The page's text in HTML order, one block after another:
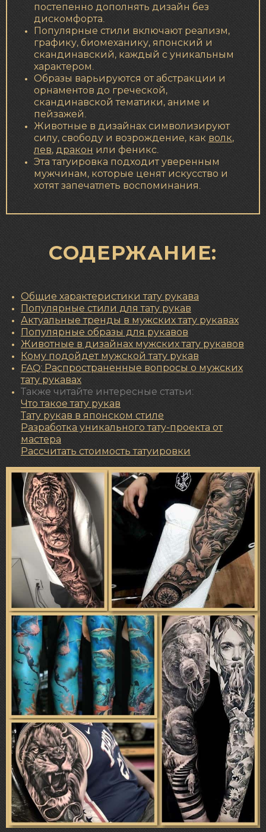
постепенно дополнять дизайн без
дискомфорта.
Популярные стили включают реализм,
графику, биомеханику, японский и
скандинавский, каждый с уникальным
характером.
Образы варьируются от абстракции и
орнаментов до греческой,
скандинавской тематики, аниме и
пейзажей.
Животные в дизайнах символизируют
силу, свободу и возрождение, как волк,
лев, драконили феникс.
Эта татуировка подходит уверенным
мужчинам, которые ценят искусство и
хотят запечатлеть воспоминания.
СОДЕРЖАНИЕ:
Общие характеристики тату рукава
Популярные стили для тату рукав
Актуальные тренды в мужских тату рукавах
Популярные образы для рукавов
Животные в дизайнах мужских тату рукавов
Кому подойдет мужской тату рукав
FAQ: Распространенные вопросы о мужских
тату рукавах
Также читайте интересные статьи:
Что такое тату рукав
Тату рукав в японском стиле
Разработка уникального тату-проекта от
мастера
Рассчитать стоимость татуировки